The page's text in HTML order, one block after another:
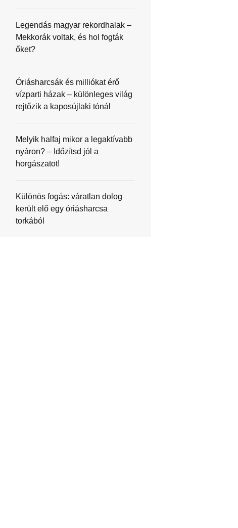
Legendás magyar rekordhalak –
Mekkorák voltak, és hol fogták
őket?
Óriásharcsák és milliókat érő
vízparti házak – különleges világ
rejtőzik a kaposújlaki tónál
Melyik halfaj mikor a legaktívabb
nyáron? – Időzítsd jól a
horgászatot!
Különös fogás: váratlan dolog
került elő egy óriásharcsa
torkából